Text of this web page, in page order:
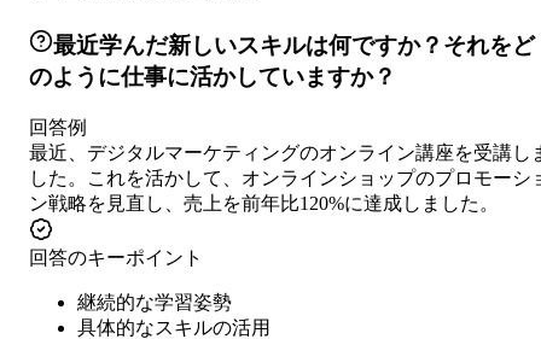
最近学んだ新しいスキルは何ですか？それをど
のように仕事に活かしていますか？
回答例
最近、デジタルマーケティングのオンライン講座を受講し
した。これを活かして、オンラインショップのプロモーシ
ン戦略を見直し、売上を前年比120%に達成しました。
回答のキーポイント
継続的な学習姿勢
具体的なスキルの活用